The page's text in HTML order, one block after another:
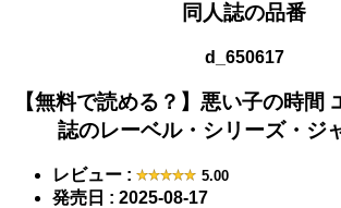
同人誌の品番
d_650617
【無料で読める？】 悪い子の時間
誌のレーベル・シリーズ・ジ
レビュー : 5.00
発売日 : 2025-08-17